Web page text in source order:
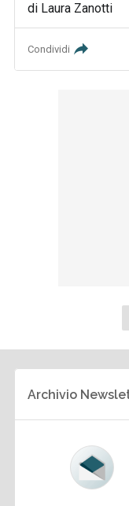
di Laura Zanotti
Condividi
Archivio